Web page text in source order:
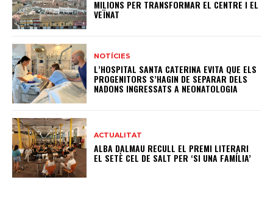
MILIONS PER TRANSFORMAR EL CENTRE I EL
VEÏNAT
NOTÍCIES
L’HOSPITAL SANTA CATERINA EVITA QUE ELS
PROGENITORS S’HAGIN DE SEPARAR DELS
NADONS INGRESSATS A NEONATOLOGIA
ACTUALITAT
ALBA DALMAU RECULL EL PREMI LITERARI
EL SETÈ CEL DE SALT PER ‘SI UNA FAMÍLIA’